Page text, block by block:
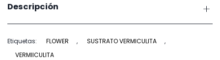
Vermiculita
Descripción
Etiquetas: FLOWER , SUSTRATO VERMICULITA
,
VERMIICULITA